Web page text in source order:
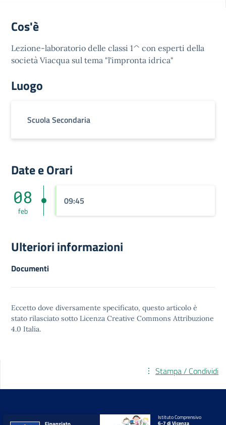
Cos'è
Lezione-laboratorio delle classi 1^ con esperti della
società Viacqua sul tema "l'impronta idrica"
Luogo
Scuola Secondaria
Date e Orari
08
feb
09:45
Ulteriori informazioni
Documenti
Eccetto dove diversamente specificato, questo articolo è
stato rilasciato sotto Licenza Creative Commons Attribuzione
4.0 Italia.
Stampa / Condividi
Istituto Comprensivo
6-7 di Vicenza